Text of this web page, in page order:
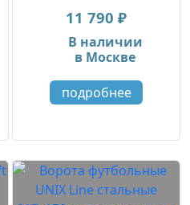
11 790 ₽
В наличии
в Москве
подробнее